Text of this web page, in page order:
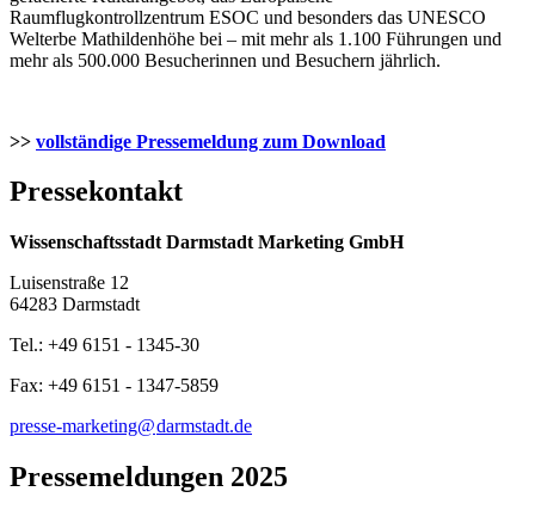
Raumflugkontrollzentrum ESOC und besonders das UNESCO
Welterbe Mathildenhöhe bei – mit mehr als 1.100 Führungen und
mehr als 500.000 Besucherinnen und Besuchern jährlich.
>> vollständige Pressemeldung zum Download
Pressekontakt
Wissenschaftsstadt Darmstadt Marketing GmbH
Luisenstraße 12
64283 Darmstadt
Tel.: +49 6151 - 1345-30
Fax: +49 6151 - 1347-5859
presse-marketing@darmstadt.de
Pressemeldungen 2025